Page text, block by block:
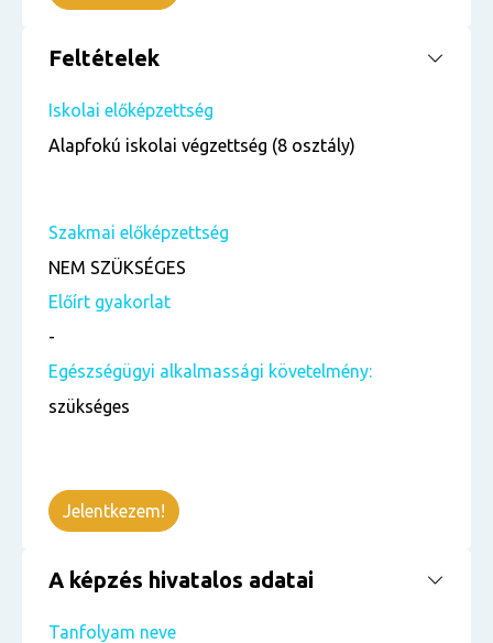
Feltételek
Iskolai előképzettség
Alapfokú iskolai végzettség (8 osztály)
Szakmai előképzettség
NEM SZÜKSÉGES
Előírt gyakorlat
-
Egészségügyi alkalmassági követelmény:
szükséges
Jelentkezem!
A képzés hivatalos adatai
Tanfolyam neve